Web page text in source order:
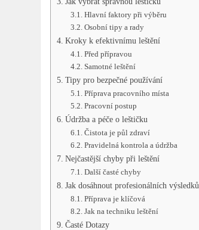
Hlavní faktory při výběru
Osobní tipy a rady
Kroky k efektivnímu leštění
Před přípravou
Samotné leštění
Tipy pro bezpečné používání
Příprava pracovního místa
Pracovní postup
Údržba a péče o leštičku
Čistota je půl zdraví
Pravidelná kontrola a údržba
Nejčastější chyby při leštění
Další časté chyby
Jak dosáhnout profesionálních výsledků
Příprava je klíčová
Jak na techniku leštění
Časté Dotazy